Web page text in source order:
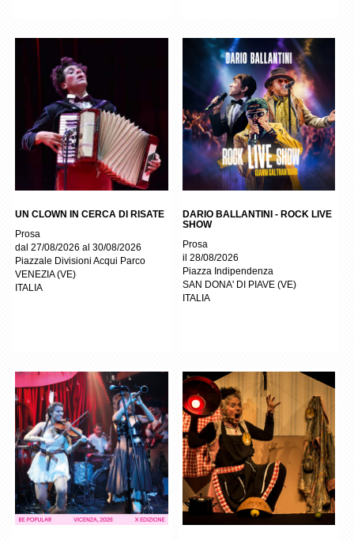
UN CLOWN IN CERCA DI RISATE
Prosa
dal 27/08/2026 al 30/08/2026
Piazzale Divisioni Acqui Parco
VENEZIA(VE)
ITALIA
DARIO BALLANTINI - ROCK LIVE
SHOW
Prosa
il 28/08/2026
Piazza Indipendenza
SAN DONA' DI PIAVE(VE)
ITALIA